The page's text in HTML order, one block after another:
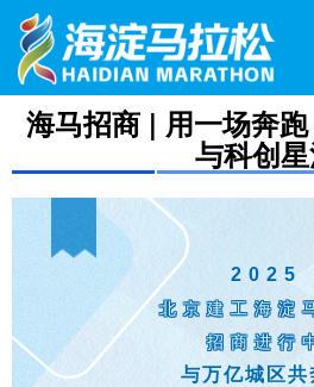
海马招商 | 用一场奔
与科创
2025
北京建工海淀
招商进行
与万亿城区共